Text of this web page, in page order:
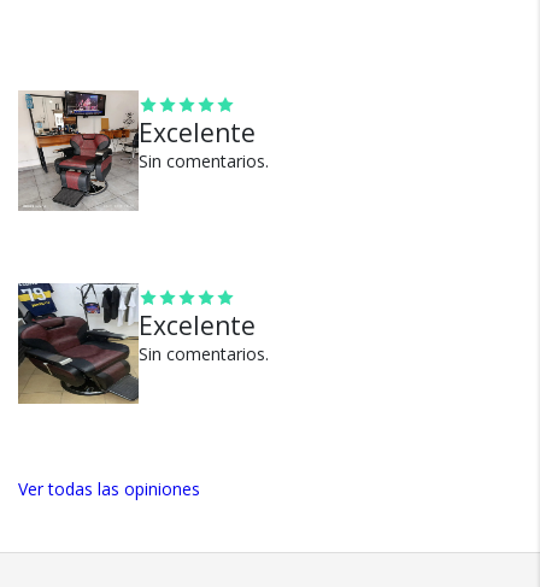
Excelente
Sin comentarios.
Excelente
Sin comentarios.
Ver todas las opiniones
100% de calificaciones
positivas en MercadoLibre.
productos.
Seguro de cobertura en tus
envíos.